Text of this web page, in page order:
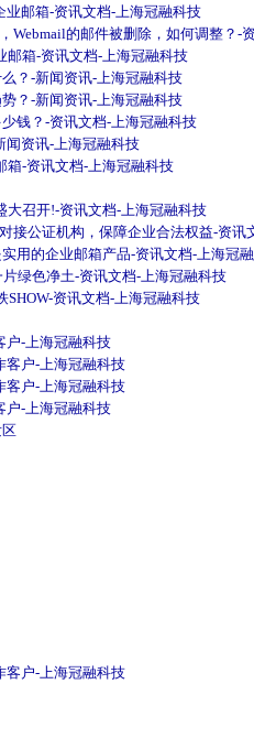
业邮箱-资讯文档-上海冠融科技
Webmail的邮件被删除，如何调整？-
邮箱-资讯文档-上海冠融科技
？-新闻资讯-上海冠融科技
？-新闻资讯-上海冠融科技
钱？-资讯文档-上海冠融科技
闻资讯-上海冠融科技
箱-资讯文档-上海冠融科技
大召开!-资讯文档-上海冠融科技
接公证机构，保障企业合法权益-资讯
用的企业邮箱产品-资讯文档-上海冠
绿色净土-资讯文档-上海冠融科技
SHOW-资讯文档-上海冠融科技
户-上海冠融科技
客户-上海冠融科技
客户-上海冠融科技
户-上海冠融科技
客户-上海冠融科技